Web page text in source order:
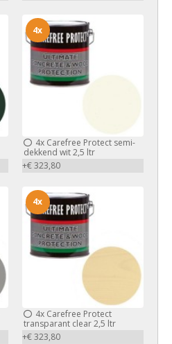
4xCarefree Protect semi-
dekkend wit 2,5 ltr
+€ 323,80
4x
4xCarefree Protect
transparant clear 2,5 ltr
+€ 323,80
4x